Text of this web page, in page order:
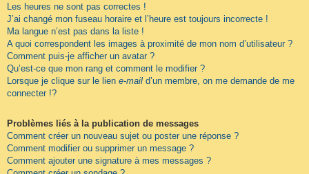
Les heures ne sont pas correctes !
J’ai changé mon fuseau horaire et l’heure est toujours incorrecte !
Ma langue n’est pas dans la liste !
A quoi correspondent les images à proximité de mon nom d’utilisateur ?
Comment puis-je afficher un avatar ?
Qu’est-ce que mon rang et comment le modifier ?
Lorsque je clique sur le lien e-mail d’un membre, on me demande de me
connecter !?
Problèmes liés à la publication de messages
Comment créer un nouveau sujet ou poster une réponse ?
Comment modifier ou supprimer un message ?
Comment ajouter une signature à mes messages ?